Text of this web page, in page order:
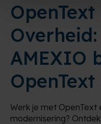
AMEXIO
Werk je met OpenText
modernisering?